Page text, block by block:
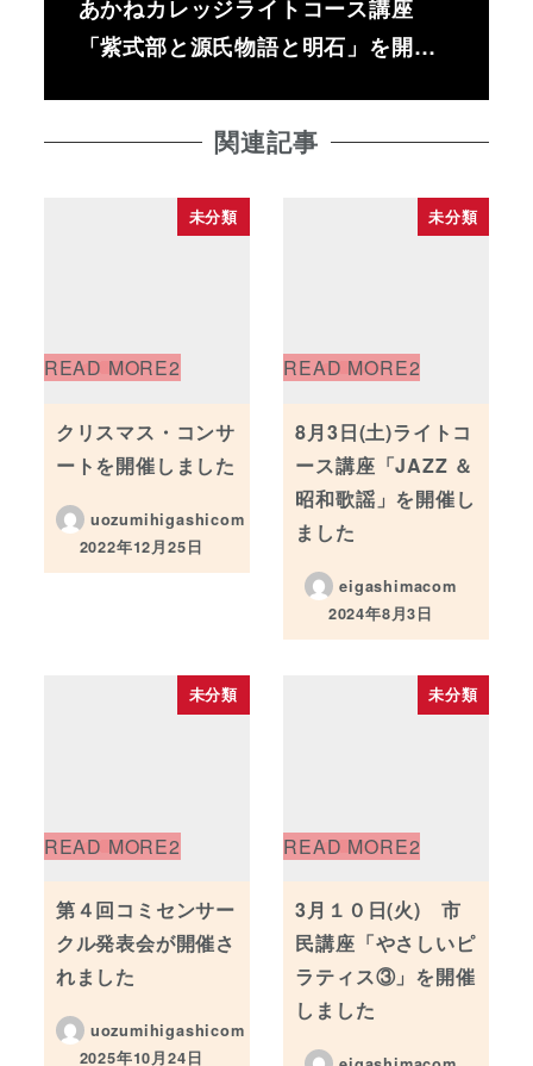
あかねカレッジライトコース講座
「紫式部と源氏物語と明石」を開…
関連記事
未分類
クリスマス・コンサ
ートを開催しました
uozumihigashicom
投稿日
2022年12月25日
未分類
8月3日(土)ライトコ
ース講座「JAZZ ＆
昭和歌謡」を開催し
ました
eigashimacom
投稿日
2024年8月3日
未分類
第４回コミセンサー
クル発表会が開催さ
れました
uozumihigashicom
2025年10月24日
未分類
3月１０日(火) 市
民講座「やさしいピ
ラティス③」を開催
しました